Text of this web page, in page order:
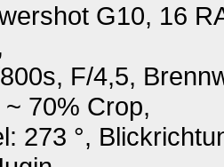
G10, 16
F/4,5,
70% Crop,
273 °,